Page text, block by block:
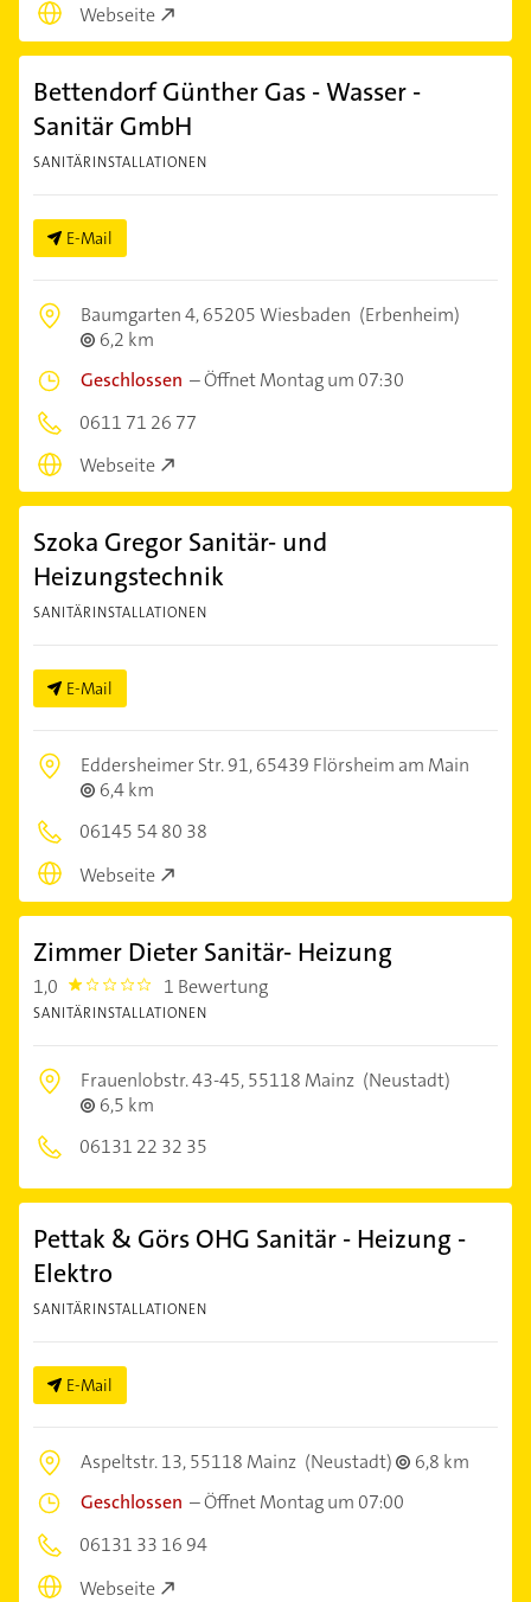
Webseite
Bettendorf Günther Gas - Wasser -
Sanitär GmbH
SANITÄRINSTALLATIONEN
E-Mail
Baumgarten 4,65205 Wiesbaden (Erbenheim)
6,2 km
Geschlossen –Öffnet Montag um 07:30
0611 71 26 77
Webseite
Szoka Gregor Sanitär- und
Heizungstechnik
SANITÄRINSTALLATIONEN
E-Mail
Eddersheimer Str. 91,65439 Flörsheim am Main
6,4 km
06145 54 80 38
Webseite
Zimmer Dieter Sanitär- Heizung
1,0 1.0 1 Bewertung
SANITÄRINSTALLATIONEN
Frauenlobstr. 43-45,55118 Mainz (Neustadt)
6,5 km
06131 22 32 35
Pettak & Görs OHG Sanitär - Heizung -
Elektro
SANITÄRINSTALLATIONEN
E-Mail
Aspeltstr. 13,55118 Mainz (Neustadt)
6,8 km
Geschlossen –Öffnet Montag um 07:00
06131 33 16 94
Webseite